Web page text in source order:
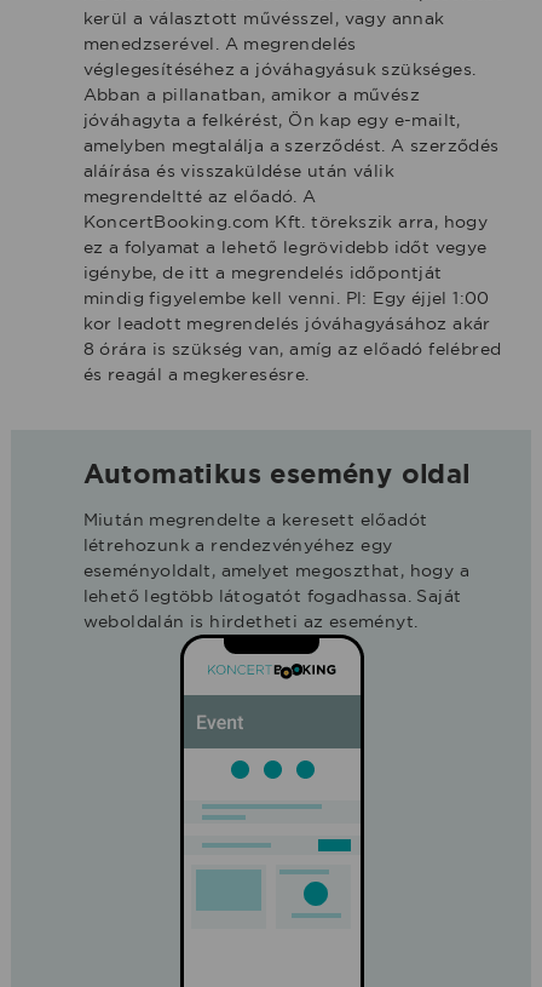
kerül a választott művésszel, vagy annak
menedzserével. A megrendelés
véglegesítéséhez a jóváhagyásuk szükséges.
Abban a pillanatban, amikor a művész
jóváhagyta a felkérést, Ön kap egy e-mailt,
amelyben megtalálja a szerződést. A szerződés
aláírása és visszaküldése után válik
megrendeltté az előadó. A
KoncertBooking.com Kft. törekszik arra, hogy
ez a folyamat a lehető legrövidebb időt vegye
igénybe, de itt a megrendelés időpontját
mindig figyelembe kell venni. Pl: Egy éjjel 1:00
kor leadott megrendelés jóváhagyásához akár
8 órára is szükség van, amíg az előadó felébred
és reagál a megkeresésre.
Automatikus esemény oldal
Miután megrendelte a keresett előadót
létrehozunk a rendezvényéhez egy
eseményoldalt, amelyet megoszthat, hogy a
lehető legtöbb látogatót fogadhassa. Saját
weboldalán is hirdetheti az eseményt.